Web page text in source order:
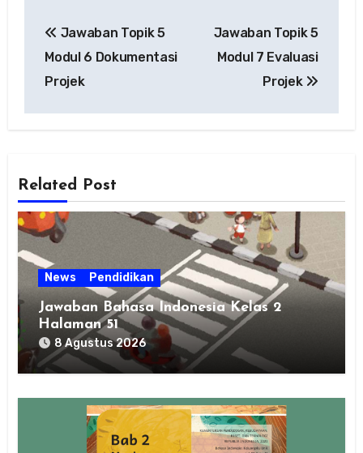
pos
Jawaban Topik 5
Modul 6 Dokumentasi
Projek
Jawaban Topik 5
Modul 7 Evaluasi
Projek
Related Post
News Pendidikan
Jawaban Bahasa Indonesia Kelas 2
Halaman 51
8 Agustus 2026